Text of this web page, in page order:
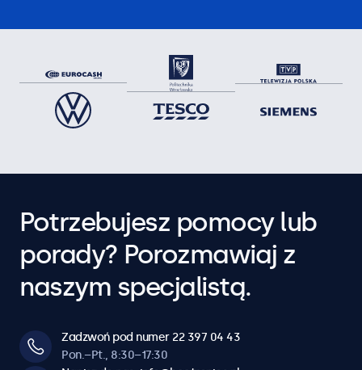
Potrzebujesz pomocy lub
porady? Porozmawiaj z
naszym specjalistą.
Zadzwoń pod numer 22 397 04 43
Pon.–Pt., 8:30–17:30